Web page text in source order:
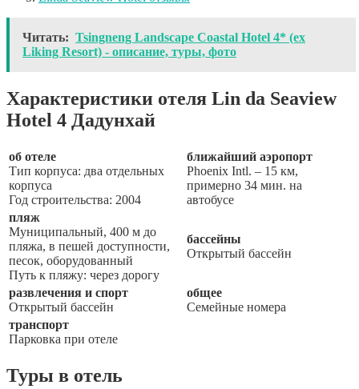
Читать: Tsingneng Landscape Coastal Hotel 4* (ex
Liking Resort) - описание, туры, фото
Характеристики отеля Lin da Seaview
Hotel 4 Дадунхай
об отеле
Тип корпуса: два отдельных
корпуса
Год строительства: 2004
ближайший аэропорт
Phoenix Intl. – 15 км,
примерно 34 мин. на
автобусе
пляж
Муниципальный, 400 м до
пляжа, в пешей доступности,
песок, оборудованный
Путь к пляжу: через дорогу
бассейны
Открытый бассейн
развлечения и спорт
Открытый бассейн
общее
Семейные номера
транспорт
Парковка при отеле
Туры в отель